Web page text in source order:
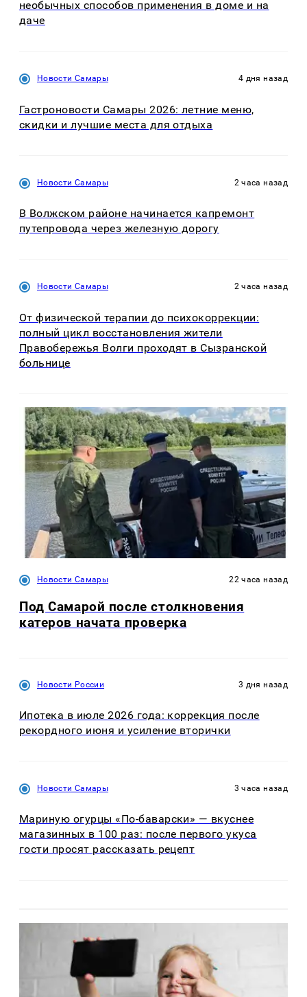
необычных способов применения в доме и на
даче
Новости Самары 4 дня назад
Гастроновости Самары 2026: летние меню,
скидки и лучшие места для отдыха
Новости Самары 2 часа назад
В Волжском районе начинается капремонт
путепровода через железную дорогу
Новости Самары 2 часа назад
От физической терапии до психокоррекции:
полный цикл восстановления жители
Правобережья Волги проходят в Сызранской
больнице
Новости Самары 22 часа назад
Под Самарой после столкновения
катеров начата проверка
Новости России 3 дня назад
Ипотека в июле 2026 года: коррекция после
рекордного июня и усиление вторички
Новости Самары 3 часа назад
Мариную огурцы «По-баварски» — вкуснее
магазинных в 100 раз: после первого укуса
гости просят рассказать рецепт